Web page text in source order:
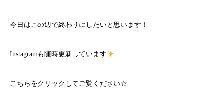
今日はこの辺で終わりにしたいと思います！
Instagramも随時更新しています
こちら をクリックしてご覧ください☆